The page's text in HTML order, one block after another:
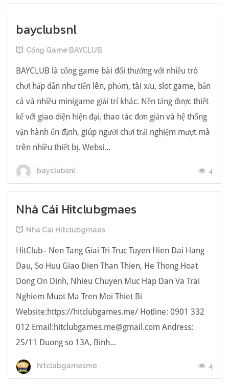
bayclubsnl
Cổng Game BAYCLUB
BAYCLUB là cổng game bài đổi thưởng với nhiều trò
chơi hấp dẫn như tiến lên, phỏm, tài xỉu, slot game, bắn
cá và nhiều minigame giải trí khác. Nền tảng được thiết
kế với giao diện hiện đại, thao tác đơn giản và hệ thống
vận hành ổn định, giúp người chơi trải nghiệm mượt mà
trên nhiều thiết bị. Websi...
bayclubsnl 4
Nhà Cái Hitclubgmaes
Nha Cai Hitclubgmaes
HitClub– Nen Tang Giai Tri Truc Tuyen Hien Dai Hang
Dau, So Huu Giao Dien Than Thien, He Thong Hoat
Dong On Dinh, Nhieu Chuyen Muc Hap Dan Va Trai
Nghiem Muot Ma Tren Moi Thiet Bi
Website:https://hitclubgames.me/ Hotline: 0901 332
012 Email:hitclubgames.me@gmail.com Andress:
25/11 Duong so 13A, Binh...
hitclubgamesme 4